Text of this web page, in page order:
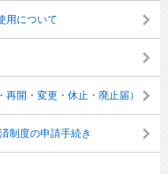
用について
開・変更・休止・廃止届）
制度の申請手続き